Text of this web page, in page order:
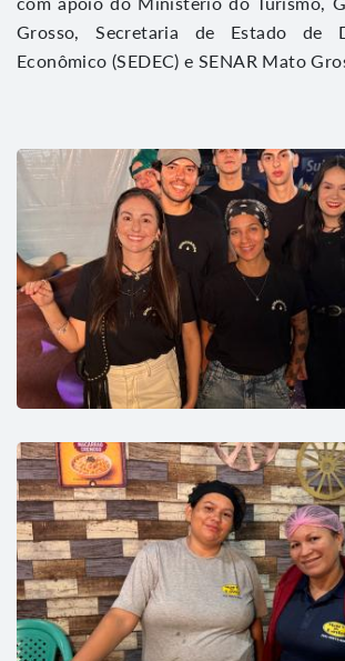
Grosso, Secretaria de Estado de
Econômico (SEDEC) e SENAR Mato